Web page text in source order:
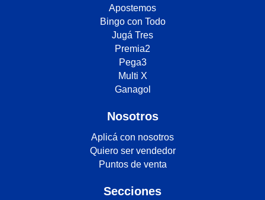
Apostemos
Bingo con Todo
Jugá Tres
Premia2
Pega3
Multi X
Ganagol
Nosotros
Aplicá con nosotros
Quiero ser vendedor
Puntos de venta
Secciones